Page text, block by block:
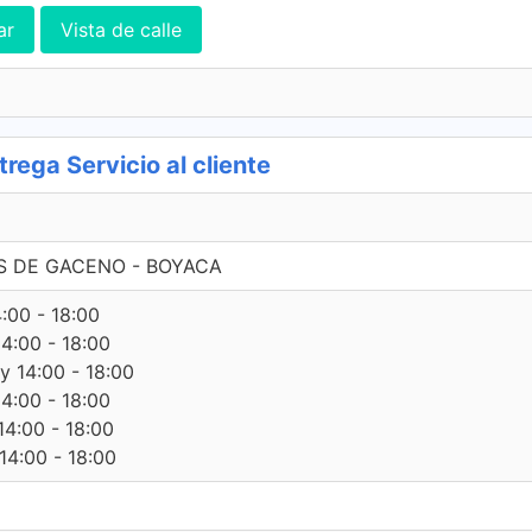
Vista de calle
Servicio al cliente
GACENO - BOYACA
- 18:00
- 18:00
14:00 - 18:00
- 18:00
- 18:00
- 18:00